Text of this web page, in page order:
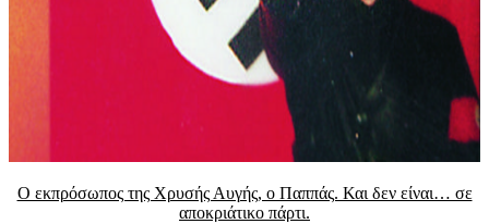
Ο εκπρόσωπος της Χρυσής Αυγής, ο Παππάς. Και δεν είναι… σε
αποκριάτικο πάρτι.